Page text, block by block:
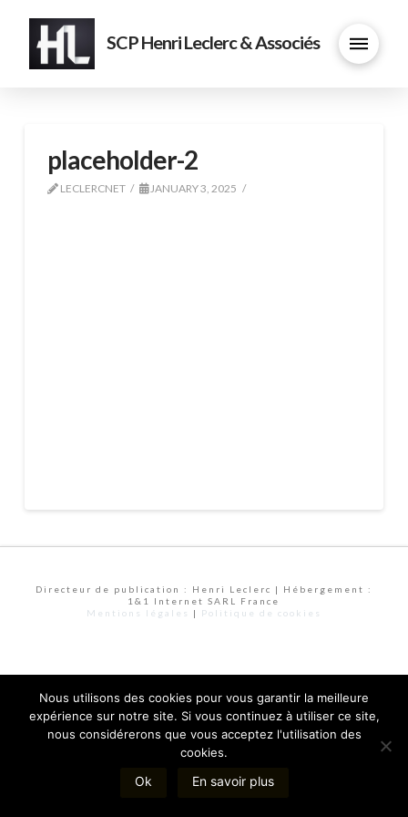
SCP Henri Leclerc & Associés
placeholder-2
LECLERCNET JANUARY 3, 2025
Directeur de publication : Henri Leclerc | Hébergement :
1&1 Internet SARL France
Mentions légales
| Politique de cookies
Nous utilisons des cookies pour vous garantir la meilleure
expérience sur notre site. Si vous continuez à utiliser ce site,
nous considérerons que vous acceptez l'utilisation des
cookies.
Ok En savoir plus